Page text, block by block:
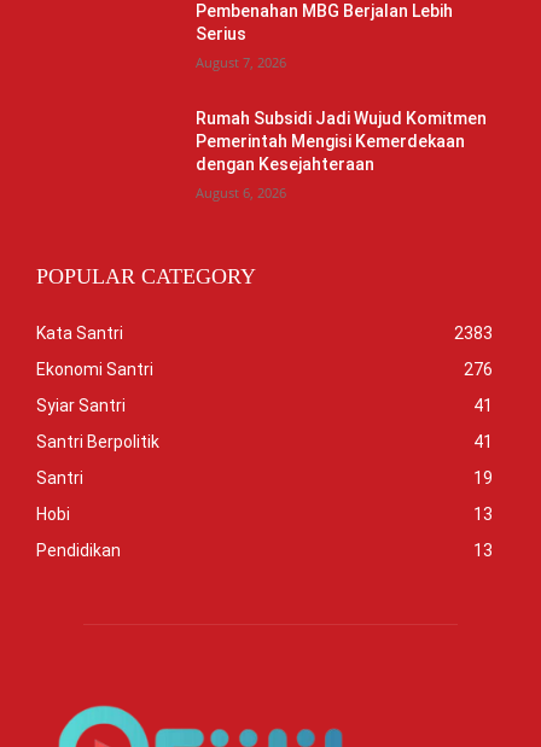
Pembenahan MBG Berjalan Lebih
Serius
August 7, 2026
Rumah Subsidi Jadi Wujud Komitmen
Pemerintah Mengisi Kemerdekaan
dengan Kesejahteraan
August 6, 2026
POPULAR CATEGORY
Kata Santri
2383
Ekonomi Santri
276
Syiar Santri
41
Santri Berpolitik
41
Santri
19
Hobi
13
Pendidikan
13